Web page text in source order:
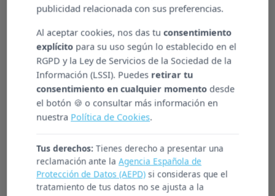
Responsables e íntegros
A confianza que depositan en Atenzia tanto os
nosos clientes como os seus usuarios é o eixe
publicidad relacionada con sus preferencias.
Al aceptar cookies, nos das tuconsentimiento
explícito para su uso según lo establecido en el
RGPD y la Ley de Servicios de la Sociedad de la
Información (LSSI). Puedes retirar tu
consentimiento en cualquier momento desde
el botón 🍪 o consultar más información en
nuestra Política de Cookies.
Tus derechos: Tienes derecho a presentar una
reclamación ante laAgencia Española de
Protección de Datos (AEPD)si consideras que el
tratamiento de tus datos no se ajusta a la